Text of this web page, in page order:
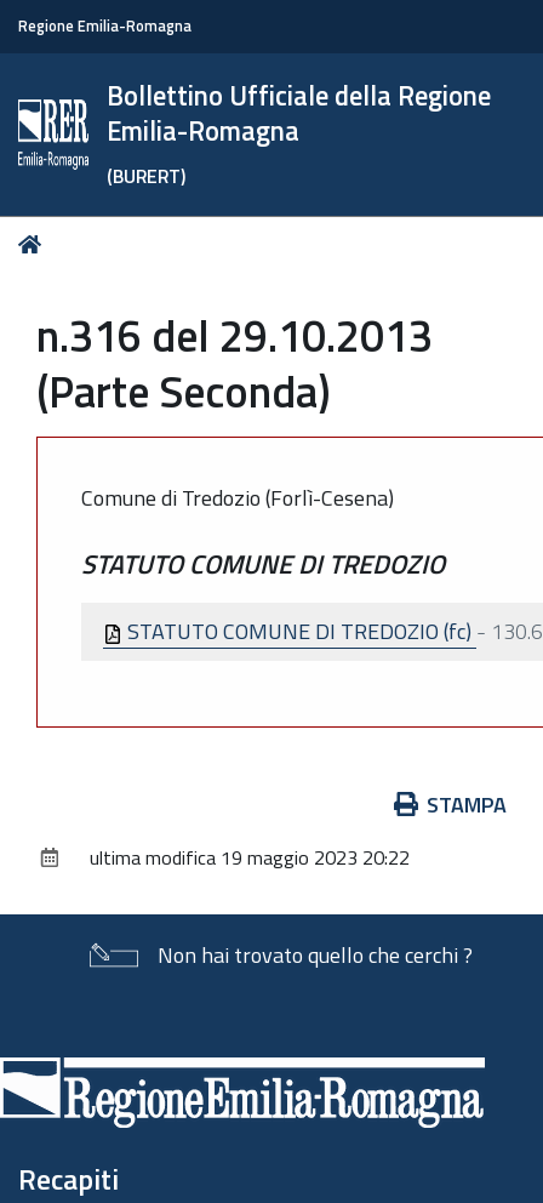
Regione Emilia-Romagna
Bollettino Ufficiale della Regione
Emilia-Romagna
(BURERT)
Tu
n.316 del 29.10.2013
(Parte Seconda)
Comune di Tredozio (Forlì-Cesena)
STATUTO COMUNE DI TREDOZIO
STATUTO COMUNE DI TREDOZIO (fc) -
documento
STAMPA
ultima modifica 19 maggio 2023 20:22
Non hai trovato quello che cerchi ?
di
pagina
Recapiti